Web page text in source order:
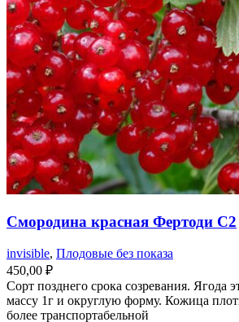
Смородина красная Фертоди С2
invisible, Плодовые без показа
450,00 ₽
Сорт позднего срока созревания. Ягода
массу 1г и округлую форму. Кожица
более транспортабельной